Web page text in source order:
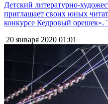
Детский литературно-
приглашает своих юных
конкурсе Кедровый
20 января 2020 01:01